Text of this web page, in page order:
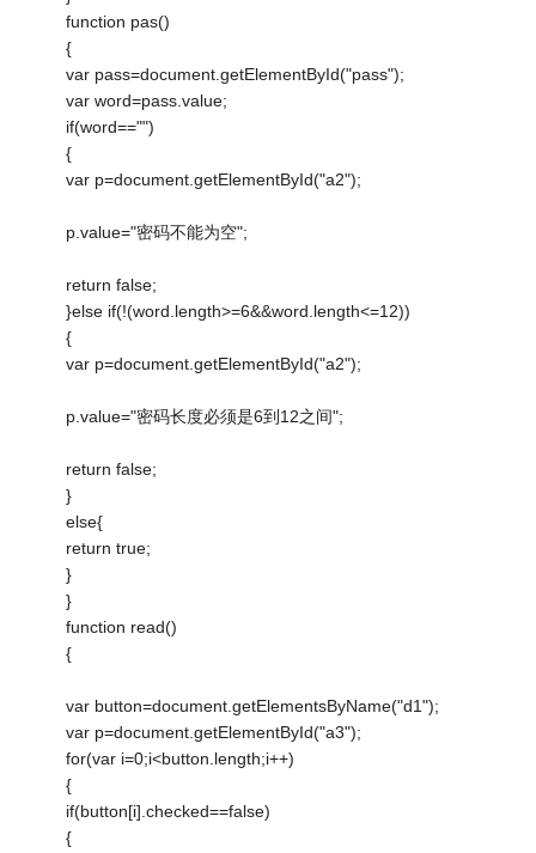
function pas()
{
var pass=document.getElementById("pass");
var word=pass.value;
if(word=="")
{
var p=document.getElementById("a2");
p.value="密码不能为空";
return false;
}else if(!(word.length>=6&&word.length<=12))
{
var p=document.getElementById("a2");
p.value="密码长度必须是6到12之间";
return false;
}
else{
return true;
}
}
function read()
{
var button=document.getElementsByName("d1");
var p=document.getElementById("a3");
for(var i=0;i<button.length;i++)
{
if(button[i].checked==false)
{